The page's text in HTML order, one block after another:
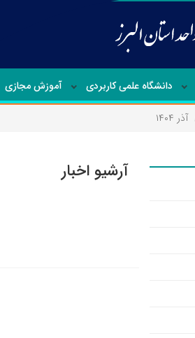
دانشگاه علمی کاربردی آموزش مجازی
آذر ۱۴۰۴
آرشیو اخبار